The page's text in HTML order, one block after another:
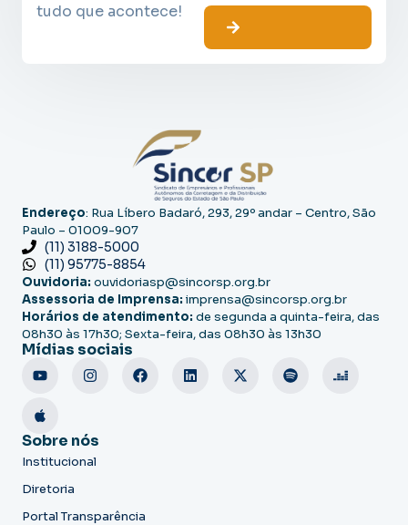
tudo que acontece!
Endereço: Rua Líbero Badaró, 293, 29º andar – Centro, São
Paulo – 01009-907
(11) 3188-5000
(11) 95775-8854
Ouvidoria: ouvidoriasp@sincorsp.org.br
Assessoria de Imprensa: imprensa@sincorsp.org.br
Horários de atendimento: de segunda a quinta-feira, das
08h30 às 17h30; Sexta-feira, das 08h30 às 13h30
Mídias sociais
Sobre nós
Institucional
Diretoria
Portal Transparência